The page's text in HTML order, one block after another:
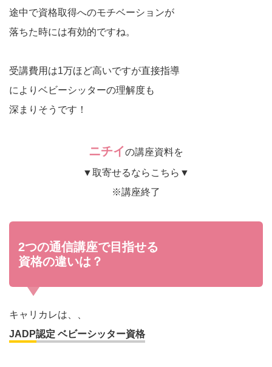
途中で資格取得へのモチベーションが
落ちた時には有効的ですね。
受講費用は1万ほど高いですが直接指導
によりベビーシッターの理解度も
深まりそうです！
ニチイの講座資料を
▼取寄せるならこちら▼
※講座終了
2つの通信講座で目指せる
資格の違いは？
キャリカレは、、
JADP認定 ベビーシッター資格